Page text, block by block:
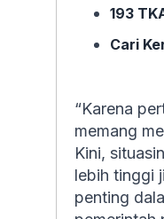
193
Cari
“Karena
memang
Kini,
lebih tinggi
penting